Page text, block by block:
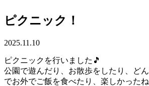
ピクニック！
2025.11.10
ピクニックを行いました🎵
公園で遊んだり、お散歩をしたり、ど
でお外でご飯を食べたり、楽しかったね